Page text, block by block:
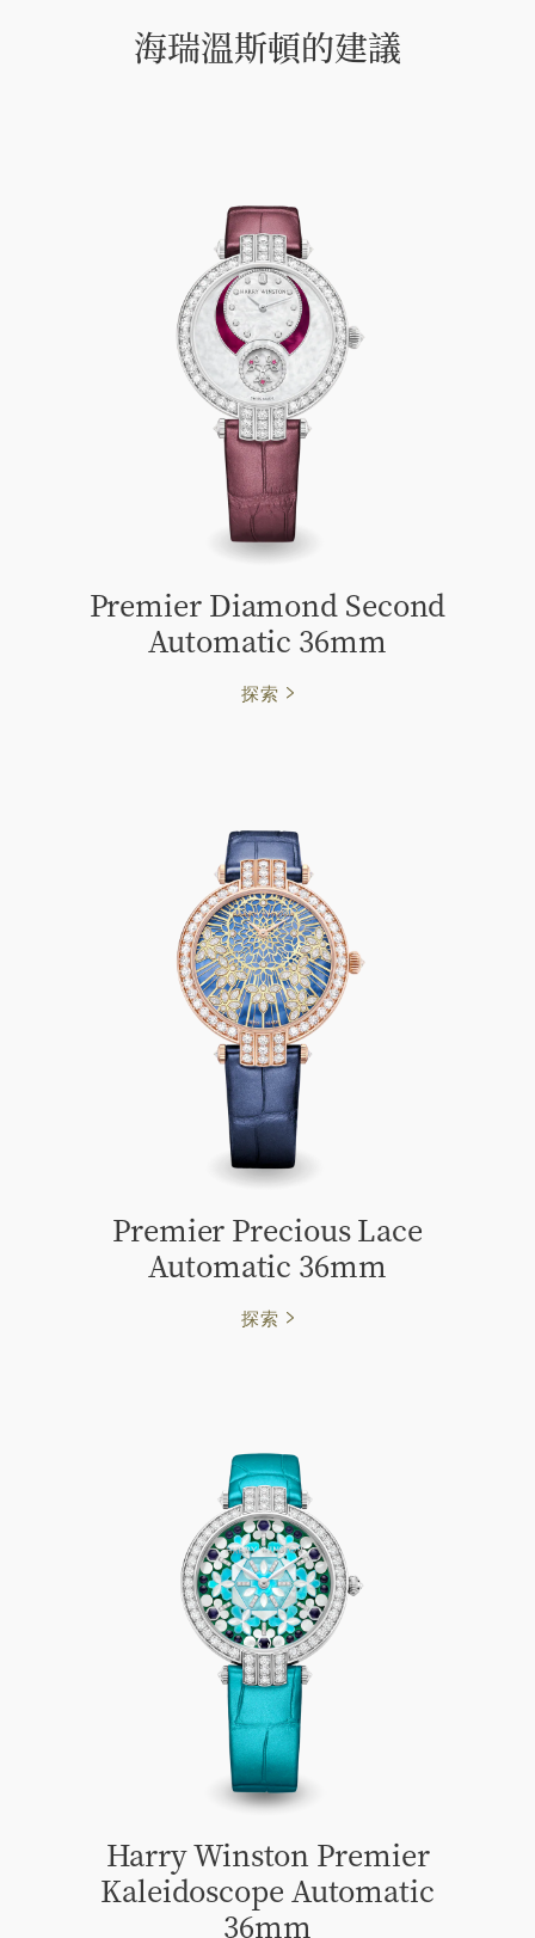
海瑞溫斯頓的建議
Premier Diamond Second
Automatic 36mm
探索
Premier Precious Lace
Automatic 36mm
探索
Harry Winston Premier
Kaleidoscope Automatic
36mm